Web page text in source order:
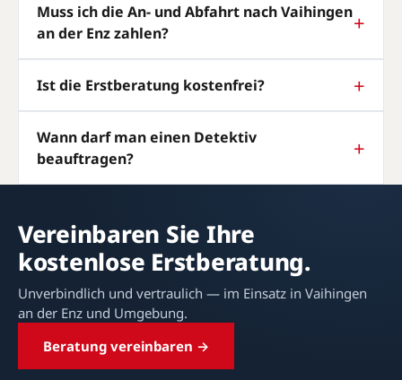
Muss ich die An- und Abfahrt nach Vaihingen
an der Enz zahlen?
Ist die Erstberatung kostenfrei?
Wann darf man einen Detektiv
beauftragen?
Vereinbaren Sie Ihre
kostenlose Erstberatung.
Unverbindlich und vertraulich — im Einsatz in Vaihingen
an der Enz und Umgebung.
Beratung vereinbaren →